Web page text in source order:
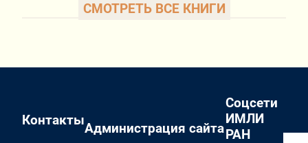
СМОТРЕТЬ ВСЕ КНИГИ
Контакты
Администрация сайта
Соцсети
ИМЛИ
РАН